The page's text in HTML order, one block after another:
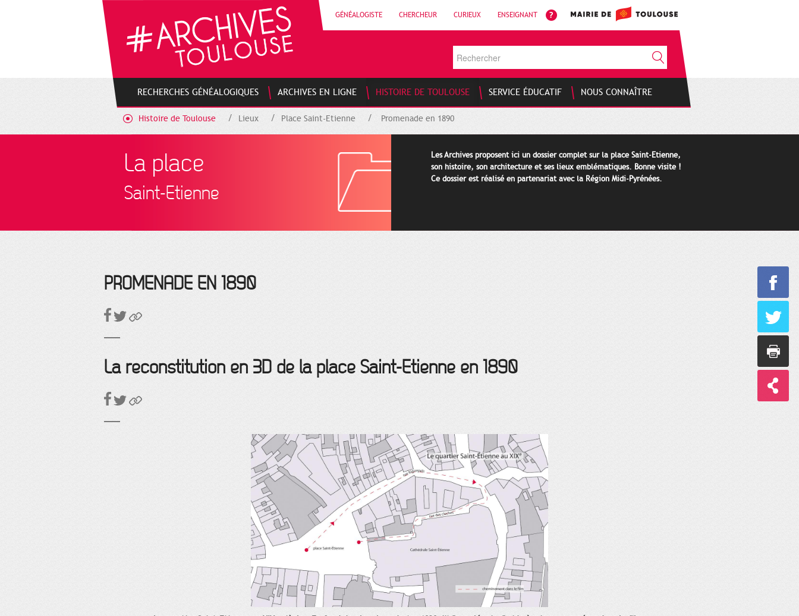
GÉNÉALOGISTE CHERCHEUR CURIEUX ENSEIGNANT
RECHERCHES GÉNÉALOGIQUES ARCHIVES EN LIGNE HISTOIRE DE TOULOUSE SERVICE ÉDUCATIF NOUS CONNAÎTRE
Histoire de Toulouse Lieux Place Saint-Etienne Promenade en 1890
La place
Saint-Etienne
Les Archives proposent ici un dossier complet sur la place Saint-Etienne,
son histoire, son architecture et ses lieux emblématiques. Bonne visite !
Ce dossier est réalisé en partenariat avec la Région Midi-Pyrénées.
PROMENADE EN 1890
La reconstitution en 3D de la place Saint-Etienne en 1890
Cookies management panel